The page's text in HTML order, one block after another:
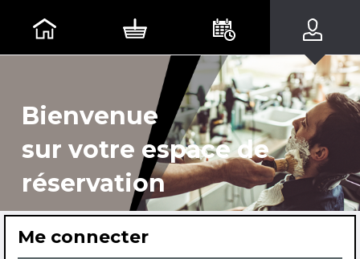
Bienvenue
sur votre espace de
réservation
Me connecter